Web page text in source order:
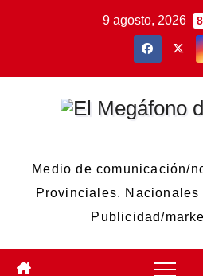
9 agosto, 2026
Medio de comunicación/
Provinciales.
Publicidad/